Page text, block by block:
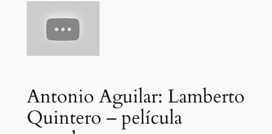
Antonio Aguilar: Lamberto
Quintero – película